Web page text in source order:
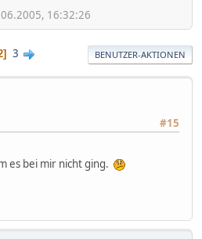
16:32:26
3 BENUTZER-AKTIONEN
#15
es bei mir nicht ging.